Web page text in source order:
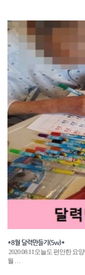
*8월 달력만들기(5w)*
2020.08.11오늘도 편안한 요
월 …